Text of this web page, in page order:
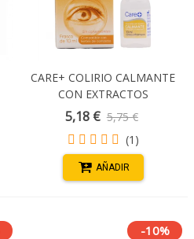
CARE+ COLIRIO CALMANTE
CON EXTRACTOS
NATURALES 10 ML
5,18 € 5,75 €
(1)
AÑADIR
-10%